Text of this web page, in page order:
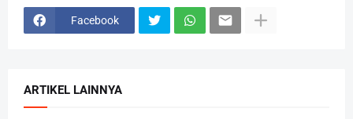
Facebook
ARTIKEL LAINNYA